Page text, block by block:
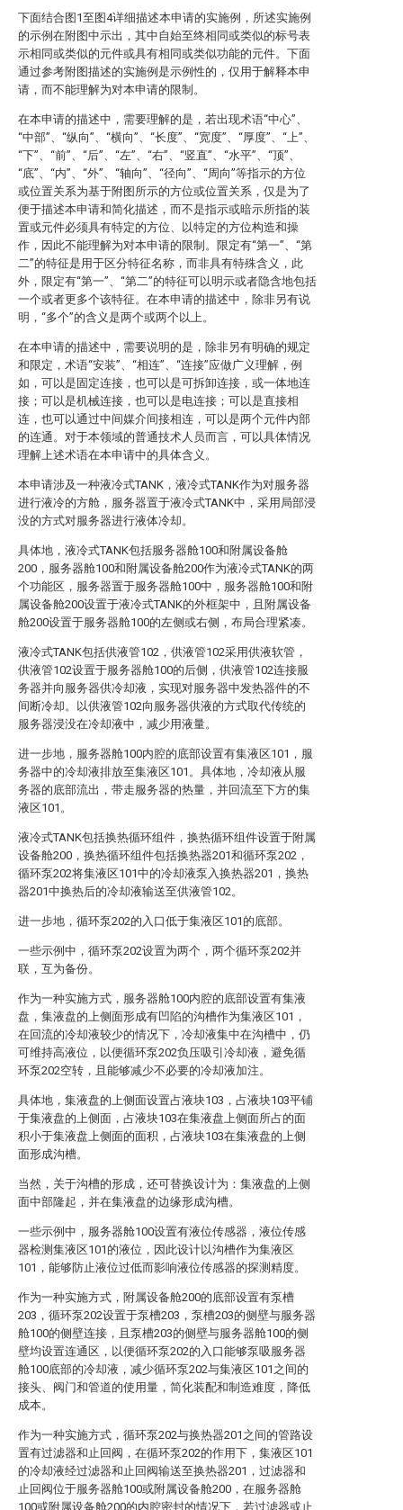
下面结合图1至图4详细描述本申请的实施例，所述实施例
的示例在附图中示出，其中自始至终相同或类似的标号表
示相同或类似的元件或具有相同或类似功能的元件。下面
通过参考附图描述的实施例是示例性的，仅用于解释本申
请，而不能理解为对本申请的限制。
在本申请的描述中，需要理解的是，若出现术语“中心”、
“中部”、“纵向”、“横向”、“长度”、“宽度”、“厚度”、“上”、
“下”、“前”、“后”、“左”、“右”、“竖直”、“水平”、“顶”、
“底”、“内”、“外”、“轴向”、“径向”、“周向”等指示的方位
或位置关系为基于附图所示的方位或位置关系，仅是为了
便于描述本申请和简化描述，而不是指示或暗示所指的装
置或元件必须具有特定的方位、以特定的方位构造和操
作，因此不能理解为对本申请的限制。限定有“第一”、“第
二”的特征是用于区分特征名称，而非具有特殊含义，此
外，限定有“第一”、“第二”的特征可以明示或者隐含地包括
一个或者更多个该特征。在本申请的描述中，除非另有说
明，“多个”的含义是两个或两个以上。
在本申请的描述中，需要说明的是，除非另有明确的规定
和限定，术语“安装”、“相连”、“连接”应做广义理解，例
如，可以是固定连接，也可以是可拆卸连接，或一体地连
接；可以是机械连接，也可以是电连接；可以是直接相
连，也可以通过中间媒介间接相连，可以是两个元件内部
的连通。对于本领域的普通技术人员而言，可以具体情况
理解上述术语在本申请中的具体含义。
本申请涉及一种液冷式TANK，液冷式TANK作为对服务器
进行液冷的方舱，服务器置于液冷式TANK中，采用局部浸
没的方式对服务器进行液体冷却。
具体地，液冷式TANK包括服务器舱100和附属设备舱
200，服务器舱100和附属设备舱200作为液冷式TANK的两
个功能区，服务器置于服务器舱100中，服务器舱100和附
属设备舱200设置于液冷式TANK的外框架中，且附属设备
舱200设置于服务器舱100的左侧或右侧，布局合理紧凑。
液冷式TANK包括供液管102，供液管102采用供液软管，
供液管102设置于服务器舱100的后侧，供液管102连接服
务器并向服务器供冷却液，实现对服务器中发热器件的不
间断冷却。以供液管102向服务器供液的方式取代传统的
服务器浸没在冷却液中，减少用液量。
进一步地，服务器舱100内腔的底部设置有集液区101，服
务器中的冷却液排放至集液区101。具体地，冷却液从服
务器的底部流出，带走服务器的热量，并回流至下方的集
液区101。
液冷式TANK包括换热循环组件，换热循环组件设置于附属
设备舱200，换热循环组件包括换热器201和循环泵202，
循环泵202将集液区101中的冷却液泵入换热器201，换热
器201中换热后的冷却液输送至供液管102。
进一步地，循环泵202的入口低于集液区101的底部。
一些示例中，循环泵202设置为两个，两个循环泵202并
联，互为备份。
作为一种实施方式，服务器舱100内腔的底部设置有集液
盘，集液盘的上侧面形成有凹陷的沟槽作为集液区101，
在回流的冷却液较少的情况下，冷却液集中在沟槽中，仍
可维持高液位，以便循环泵202负压吸引冷却液，避免循
环泵202空转，且能够减少不必要的冷却液加注。
具体地，集液盘的上侧面设置占液块103，占液块103平铺
于集液盘的上侧面，占液块103在集液盘上侧面所占的面
积小于集液盘上侧面的面积，占液块103在集液盘的上侧
面形成沟槽。
当然，关于沟槽的形成，还可替换设计为：集液盘的上侧
面中部隆起，并在集液盘的边缘形成沟槽。
一些示例中，服务器舱100设置有液位传感器，液位传感
器检测集液区101的液位，因此设计以沟槽作为集液区
101，能够防止液位过低而影响液位传感器的探测精度。
作为一种实施方式，附属设备舱200的底部设置有泵槽
203，循环泵202设置于泵槽203，泵槽203的侧壁与服务器
舱100的侧壁连接，且泵槽203的侧壁与服务器舱100的侧
壁均设置连通区，以便循环泵202的入口能够泵吸服务器
舱100底部的冷却液，减少循环泵202与集液区101之间的
接头、阀门和管道的使用量，简化装配和制造难度，降低
成本。
作为一种实施方式，循环泵202与换热器201之间的管路设
置有过滤器和止回阀，在循环泵202的作用下，集液区101
的冷却液经过滤器和止回阀输送至换热器201，过滤器和
止回阀位于服务器舱100或附属设备舱200，在服务器舱
100或附属设备舱200的内腔密封的情况下，若过滤器或止